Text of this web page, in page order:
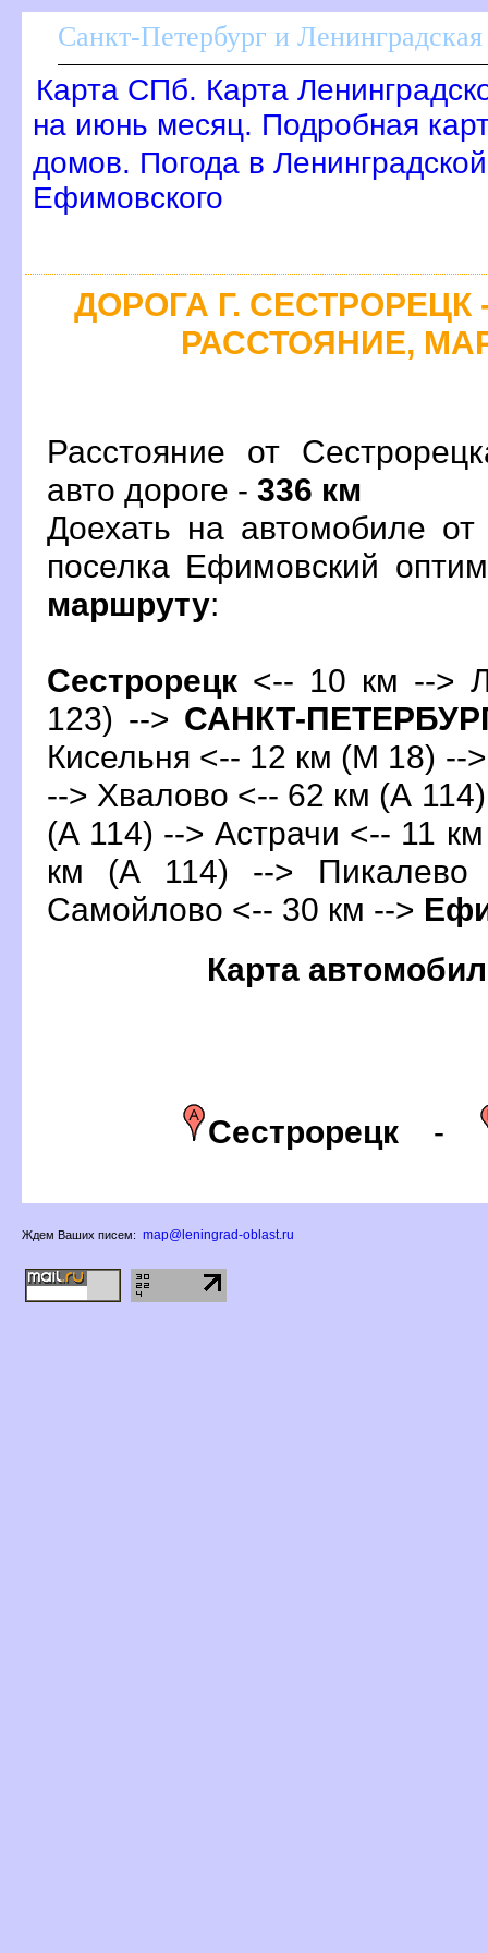
Санкт-Петербург и Ленинградская
Карта СПб. Карта
на июнь месяц. Подробная
домов. Погода в
Ефимовского
ДОРОГА Г.
РАССТОЯНИЕ,
Расстояние от
авто дороге - 336 км
Доехать на автомобиле
поселка Ефимовский
маршруту:
Сестрорецк <-- 10 км -->
123) --> САНКТ-
Кисельня <-- 12 км (М 18) --
--> Хвалово <-- 62 км (А
(А 114) --> Астрачи <-- 11
км (А 114) -->
Самойлово <-- 30 км -->
Карта
Сестрорецк -
Ждем Ваших писем: map@leningrad-oblast.ru